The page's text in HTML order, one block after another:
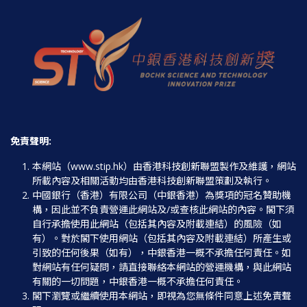
免責聲明:
本網站（www.stip.hk）由香港科技創新聯盟製作及維護，網站
所載內容及相關活動均由香港科技創新聯盟策劃及執行。
中國銀行（香港）有限公司（中銀香港）為獎項的冠名贊助機
構，因此並不負責營運此網站及/或查核此網站的內容。閣下須
自行承擔使用此網站（包括其內容及附載連結）的風險（如
有）。對於閣下使用網站（包括其內容及附載連結）所產生或
引致的任何後果（如有），中銀香港一概不承擔任何責任。如
對網站有任何疑問，請直接聯絡本網站的營運機構，與此網站
有關的一切問題，中銀香港一概不承擔任何責任。
閣下瀏覽或繼續使用本網站，即視為您無條件同意上述免責聲